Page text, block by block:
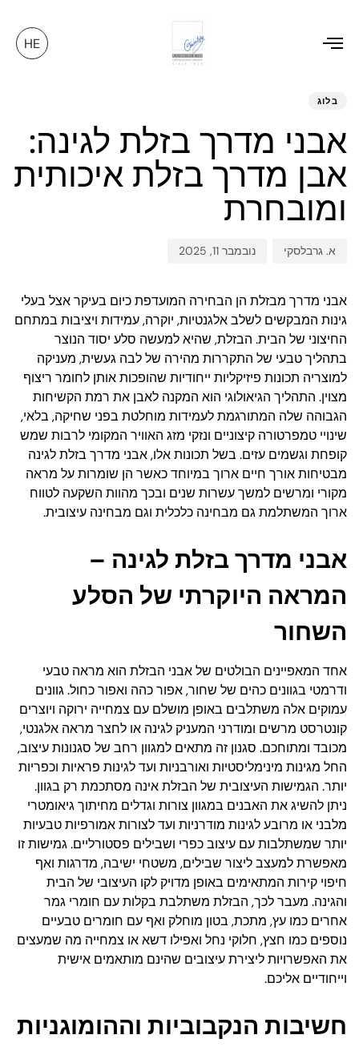
Toggle
HE
בלוג
אבני מדרך בזלת לגינה:
אבן מדרך בזלת איכותית
ומובחרת
א. גרבלסקי נובמבר 11, 2025
אבני מדרך מבזלת הן הבחירה המועדפת כיום בעיקר אצל בעלי
גינות המבקשים לשלב אלגנטיות, יוקרה, עמידות ויציבות במתחם
החיצוני של הבית. הבזלת, שהיא למעשה סלע יסוד הנוצר
בתהליך טבעי של התקררות מהירה של לבה געשית, מעניקה
למוצריה תכונות פיזיקליות ייחודיות שהופכות אותן לחומר ריצוף
מצוין. התהליך הגיאולוגי הוא המקנה לאבן את רמת הקשיחות
הגבוהה שלה המתורגמת לעמידות מוחלטת בפני שחיקה, בלאי,
שינויי טמפרטורה קיצוניים ונזקי מזג האוויר המקומי לרבות שמש
קופחת וגשמים עזים. בשל תכונות אלו, אבני מדרך בזלת לגינה
מבטיחות אורך חיים ארוך במיוחד כאשר הן שומרות על מראה
מקורי ומרשים למשך עשרות שנים ובכך מהוות השקעה לטווח
ארוך המשתלמת גם מבחינה כלכלית וגם מבחינה עיצובית.
אבני מדרך בזלת לגינה –
המראה היוקרתי של הסלע
השחור
אחד המאפיינים הבולטים של אבני הבזלת הוא מראה טבעי
ודרמטי בגוונים כהים של שחור, אפור כהה ואפור כחול. גוונים
עמוקים אלה משתלבים באופן מושלם עם צמחייה ירוקה ויוצרים
קונטרסט מרשים ומודרני המעניק לגינה או לחצר מראה אלגנטי,
מכובד ומתוחכם. סגנון זה מתאים למגוון רחב של סגנונות עיצוב,
החל מגינות מינימליסטיות ואורבניות ועד לגינות פראיות וכפריות
יותר. הגמישות העיצובית של הבזלת אינה מסתכמת רק בגוון.
ניתן להשיג את האבנים במגוון צורות וגדלים מחיתוך גיאומטרי
מלבני או מרובע לגינות מודרניות ועד לצורות אמורפיות טבעיות
יותר שמשתלבות עם עיצוב כפרי ושבילים פסטורליים. גמישות זו
מאפשרת למעצב ליצור שבילים, משטחי ישיבה, מדרגות ואף
חיפוי קירות המתאימים באופן מדויק לקו העיצובי של הבית
והגינה. מעבר לכך, הבזלת משתלבת בקלות עם חומרי גמר
אחרים כמו עץ, מתכת, בטון מוחלק ואף עם חומרים טבעיים
נוספים כמו חצץ, חלוקי נחל ואפילו דשא או צמחייה מה שמעצים
את האפשרויות ליצירת עיצובים שהינם מותאמים אישית
וייחודיים אליכם.
חשיבות הנקבוביות וההומוגניות